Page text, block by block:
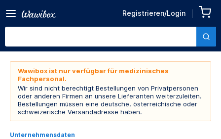
Registrieren/Login
Wawibox ist nur verfügbar für medizinisches
Fachpersonal.
Wir sind nicht berechtigt Bestellungen von Privatpersonen
oder anderen Firmen an unsere Lieferanten weiterzuleiten.
Bestellungen müssen eine deutsche, österreichische oder
schweizerische Versandadresse haben.
Unternehmensdaten